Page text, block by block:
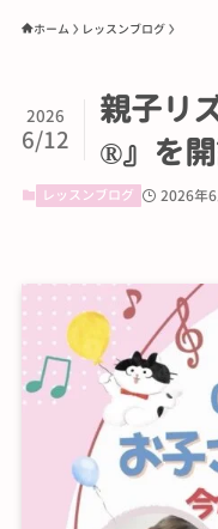
ホーム レッスンブログ
親子リ
®』を
2026
6/12
レッスンブログ 2026年